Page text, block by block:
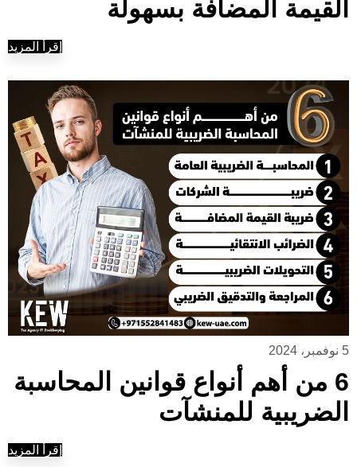
القيمة المضافة بسهولة
إقرأ المزيد
5 نوفمبر، 2024
6 من أهم أنواع قوانين المحاسبة
الضريبية للمنشآت
إقرأ المزيد